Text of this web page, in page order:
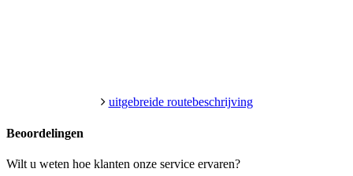
uitgebreide routebeschrijving
Beoordelingen
Wilt u weten hoe klanten onze service ervaren?